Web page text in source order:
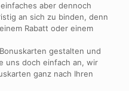
aber dennoch
an sich zu binden, denn
Rabatt oder einem
gestalten und
uns doch einfach an, wir
ganz nach Ihren